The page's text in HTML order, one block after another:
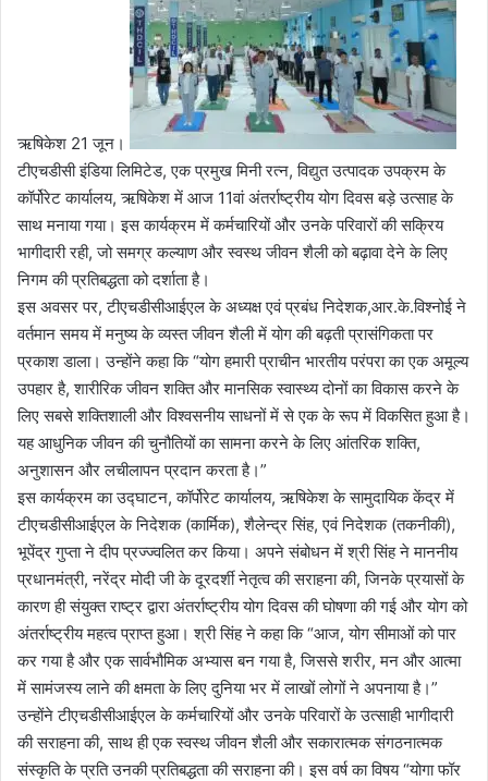
ऋषिकेश 21 जून।
टीएचडीसी इंडिया लिमिटेड, एक प्रमुख मिनी रत्न, विद्युत उत्पादक उपक्रम के
कॉर्पोरेट कार्यालय, ऋषिकेश में आज 11वां अंतर्राष्ट्रीय योग दिवस बड़े उत्साह के
साथ मनाया गया। इस कार्यक्रम में कर्मचारियों और उनके परिवारों की सक्रिय
भागीदारी रही, जो समग्र कल्याण और स्वस्थ जीवन शैली को बढ़ावा देने के लिए
निगम की प्रतिबद्धता को दर्शाता है।
इस अवसर पर, टीएचडीसीआईएल के अध्यक्ष एवं प्रबंध निदेशक,आर.के.विश्नोई ने
वर्तमान समय में मनुष्य के व्यस्त जीवन शैली में योग की बढ़ती प्रासंगिकता पर
प्रकाश डाला। उन्होंने कहा कि “योग हमारी प्राचीन भारतीय परंपरा का एक अमूल्य
उपहार है, शारीरिक जीवन शक्ति और मानसिक स्वास्थ्य दोनों का विकास करने के
लिए सबसे शक्तिशाली और विश्वसनीय साधनों में से एक के रूप में विकसित हुआ है।
यह आधुनिक जीवन की चुनौतियों का सामना करने के लिए आंतरिक शक्ति,
अनुशासन और लचीलापन प्रदान करता है।”
इस कार्यक्रम का उद्घाटन, कॉर्पोरेट कार्यालय, ऋषिकेश के सामुदायिक केंद्र में
टीएचडीसीआईएल के निदेशक (कार्मिक), शैलेन्द्र सिंह, एवं निदेशक (तकनीकी),
भूपेंद्र गुप्ता ने दीप प्रज्ज्वलित कर किया। अपने संबोधन में श्री सिंह ने माननीय
प्रधानमंत्री, नरेंद्र मोदी जी के दूरदर्शी नेतृत्व की सराहना की, जिनके प्रयासों के
कारण ही संयुक्त राष्ट्र द्वारा अंतर्राष्ट्रीय योग दिवस की घोषणा की गई और योग को
अंतर्राष्ट्रीय महत्व प्राप्त हुआ। श्री सिंह ने कहा कि “आज, योग सीमाओं को पार
कर गया है और एक सार्वभौमिक अभ्यास बन गया है, जिससे शरीर, मन और आत्मा
में सामंजस्य लाने की क्षमता के लिए दुनिया भर में लाखों लोगों ने अपनाया है।”
उन्होंने टीएचडीसीआईएल के कर्मचारियों और उनके परिवारों के उत्साही भागीदारी
की सराहना की, साथ ही एक स्वस्थ जीवन शैली और सकारात्मक संगठनात्मक
संस्कृति के प्रति उनकी प्रतिबद्धता की सराहना की। इस वर्ष का विषय “योगा फॉर